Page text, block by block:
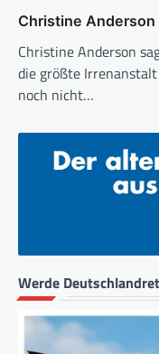
Christine Anderson
Christine Anderson
die größte
noch nicht…
Werde